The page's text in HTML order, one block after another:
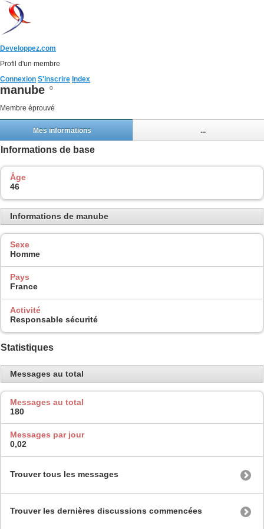
Developpez.com
Profil d'un membre
Connexion S'inscrire Index
manube
Membre éprouvé
Mes informations ...
Informations de base
Âge
46
Informations de manube
Sexe
Homme
Pays
France
Activité
Responsable sécurité
Statistiques
Messages au total
Messages au total
180
Messages par jour
0,02
Trouver tous les messages
Trouver les dernières discussions commencées